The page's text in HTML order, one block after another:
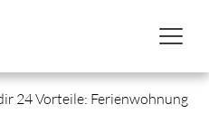
24 Vorteile: Ferienwohnung